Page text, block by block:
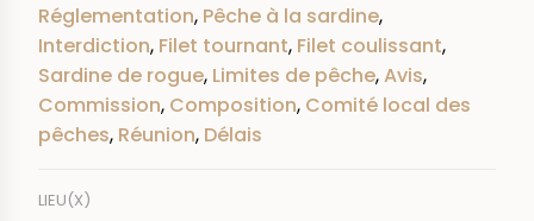
Réglementation, Pêche à la sardine,
Interdiction, Filet tournant, Filet coulissant,
Sardine de rogue, Limites de pêche,Avis,
Commission, Composition, Comité local des
pêches, Réunion, Délais
LIEU(X)